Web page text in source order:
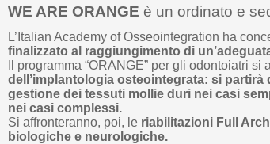
WE ARE ORANGE è un ordinato e
L’Italian Academy of Osseointegration ha
finalizzato al raggiungimento di
Il programma “ORANGE” per gli odontoiatri si
dell’implantologia osteointegrata: si
gestione dei tessuti mollie duri nei casi
nei casi complessi.
Si affronteranno, poi, le riabilitazioni Full Arch
biologiche e neurologiche.